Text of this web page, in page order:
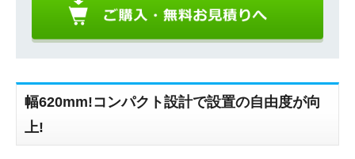
幅620mm!コンパクト設計で設置の自由度が向
上!